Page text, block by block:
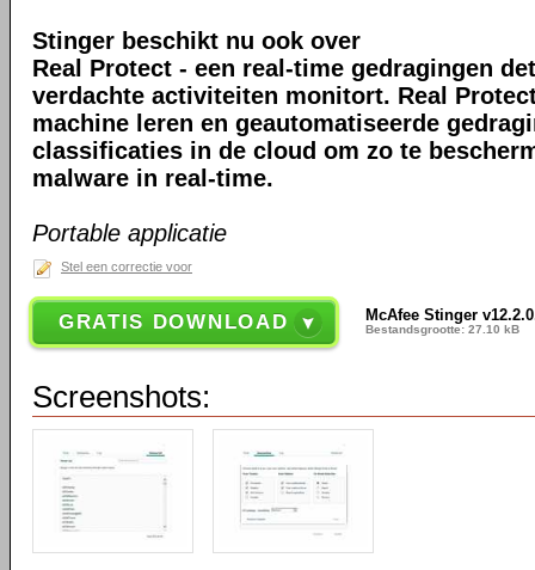
Stinger beschikt nu ook over
Real Protect - een real-time gedragingen
verdachte activiteiten monitort. Real
machine leren en geautomatiseerde
classificaties in de cloud om zo te
malware in real-time.
Portable applicatie
Stel een correctie voor
GRATIS DOWNLOAD McAfee Stinger
Bestandsgrootte: 27.10 kB
Screenshots: